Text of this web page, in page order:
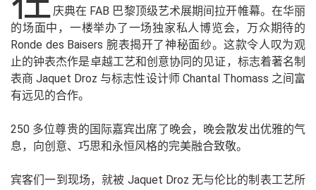
庆典在 FAB 巴黎顶级艺术展期间拉开帷幕。在华丽
的场面中，一楼举办了一场独家私人博览会，万众期待的
Ronde des Baisers 腕表揭开了神秘面纱。这款令人叹为观
止的钟表杰作是卓越工艺和创意协同的见证，标志着著名制
表商 Jaquet Droz 与标志性设计师 Chantal Thomass 之间富
有远见的合作。
250 多位尊贵的国际嘉宾出席了晚会，晚会散发出优雅的气
息，向创意、巧思和永恒风格的完美融合致敬。
宾客们一到现场，就被 Jaquet Droz 无与伦比的制表工艺所